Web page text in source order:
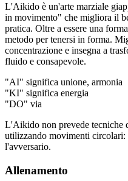
L'Aikido è un'arte marziale
in movimento" che migliora il
pratica. Oltre a essere una
metodo per tenersi in forma.
concentrazione e insegna a
fluido e consapevole.
"AI" significa unione, armonia
"KI" significa energia
"DO" via
L'Aikido non prevede tecniche
utilizzando movimenti
l'avversario.
Allenamento